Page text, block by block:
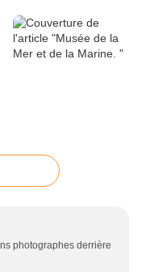
photographes derrière